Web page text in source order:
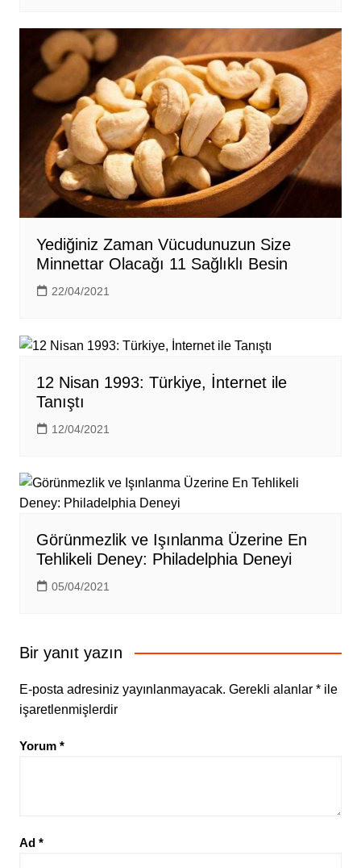
Yediğiniz Zaman Vücudunuzun Size
Minnettar Olacağı 11 Sağlıklı Besin
22/04/2021
12 Nisan 1993: Türkiye, İnternet ile
Tanıştı
12/04/2021
Görünmezlik ve Işınlanma Üzerine En
Tehlikeli Deney: Philadelphia Deneyi
05/04/2021
Bir yanıt yazın
E-posta adresiniz yayınlanmayacak. Gerekli alanlar *ile
işaretlenmişlerdir
Yorum *
Ad *